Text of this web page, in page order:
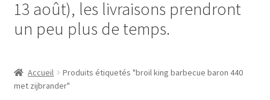
Blog
13 août), les livraisons prendront
un peu plus de temps.
Accueil
Produits étiquetés "broil king barbecue baron 440
met zijbrander"